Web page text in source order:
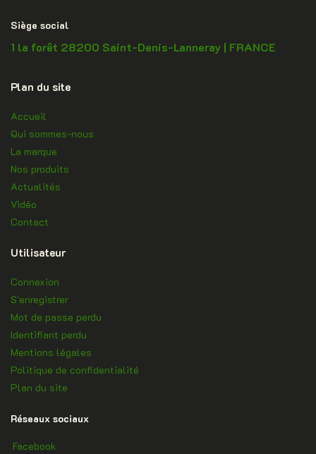
Siège social
1 la forêt 28200 Saint-Denis-Lanneray | FRANCE
Plan du site
Accueil
Qui sommes-nous
La marque
Nos produits
Actualités
Vidéo
Contact
Utilisateur
Connexion
S'enregistrer
Mot de passe perdu
Identifiant perdu
Mentions légales
Politique de confidentialité
Plan du site
Réseaux sociaux
Facebook